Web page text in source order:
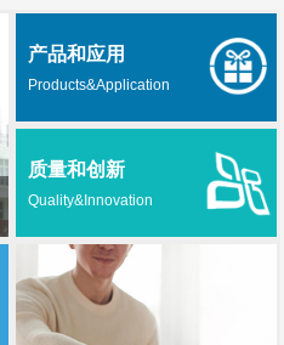
产品和应用
Products&Application
质量和创新
Quality&Innovation